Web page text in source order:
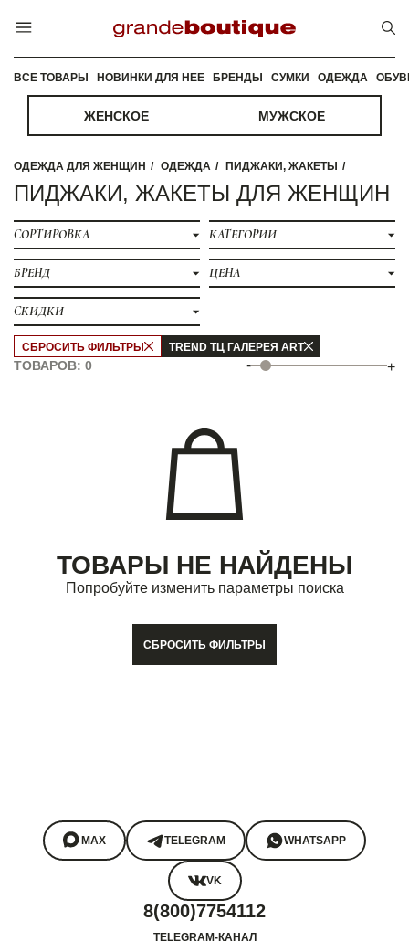
ВСЕ ТОВАРЫ НОВИНКИ ДЛЯ НЕЕ БРЕНДЫ СУМКИ ОДЕЖДА
ЖЕНСКОЕ МУЖСКОЕ
ОДЕЖДА ДЛЯ ЖЕНЩИН ОДЕЖДА ПИДЖАКИ, ЖАКЕТЫ
ПИДЖАКИ, ЖАКЕТЫ ДЛЯ ЖЕНЩИН
СОРТИРОВКА КАТЕГОРИИ
БРЕНД ЦЕНА
СКИДКИ
СБРОСИТЬ ФИЛЬТРЫ TREND ТЦ ГАЛЕРЕЯ ART
ТОВАРОВ: 0 - +
ТОВАРЫ НЕ НАЙДЕНЫ
Попробуйте изменить параметры поиска
СБРОСИТЬ ФИЛЬТРЫ
MAX TELEGRAM WHATSAPP
VK
8(800)7754112
TELEGRAM-КАНАЛ